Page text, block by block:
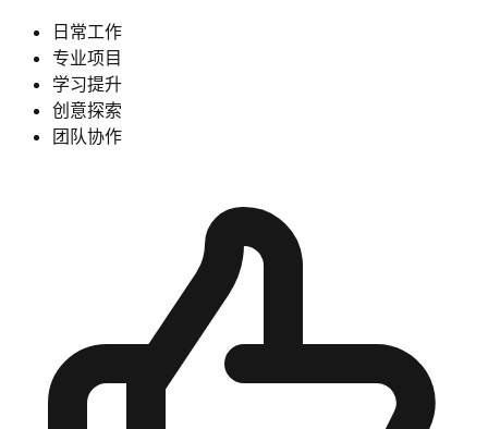
日常工作
专业项目
学习提升
创意探索
团队协作